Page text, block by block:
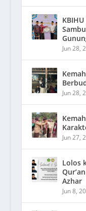
Jun 28,
Jun 28,
Jun 27,
Lolos
Azhar
Jun 8,